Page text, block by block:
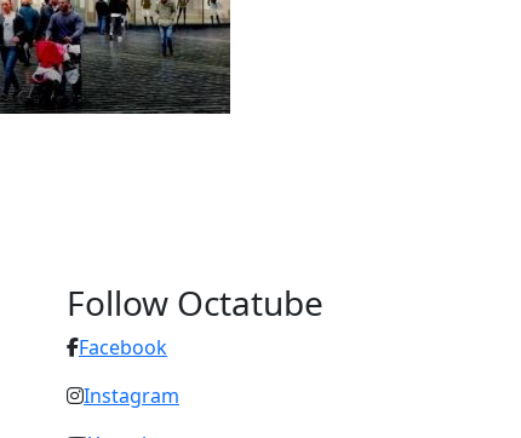
Follow Octatube
Facebook
Instagram